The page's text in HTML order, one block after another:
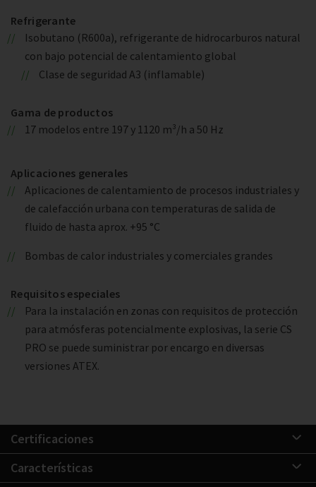
Refrigerante
Isobutano (R600a), refrigerante de hidrocarburos natural
con bajo potencial de calentamiento global
Clase de seguridad A3 (inflamable)
Gama de productos
17 modelos entre 197 y 1120 m³/h a 50 Hz
Aplicaciones generales
Aplicaciones de calentamiento de procesos industriales y
de calefacción urbana con temperaturas de salida de
fluido de hasta aprox. +95 °C
Bombas de calor industriales y comerciales grandes
Requisitos especiales
Para la instalación en zonas con requisitos de protección
para atmósferas potencialmente explosivas, la serie CS
PRO se puede suministrar por encargo en diversas
versiones ATEX.
Certificaciones
Características